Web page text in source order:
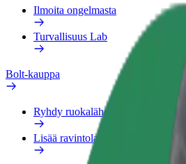
Ilmoita ongelmasta
Turvallisuus Lab
Bolt-kauppa
Ryhdy ruokalähetiksi
Lisää ravintola tai kauppa